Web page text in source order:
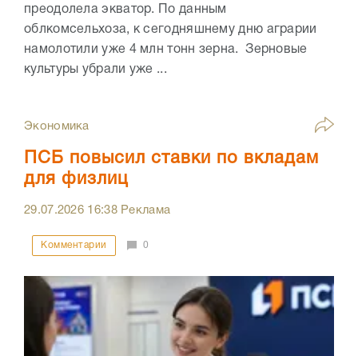
преодолела экватор. По данным
облкомсельхоза, к сегодняшнему дню аграрии
намолотили уже 4 млн тонн зерна. Зерновые
культуры убрали уже ...
Экономика
ПСБ повысил ставки по вкладам
для физлиц
29.07.2026 16:38Реклама
Комментарии 0